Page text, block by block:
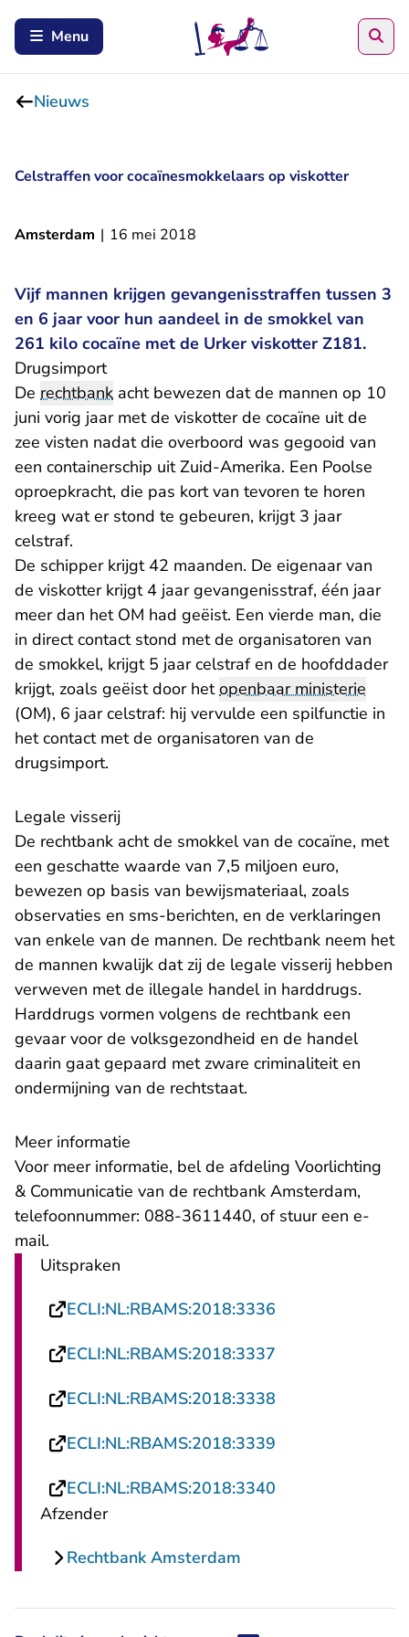
Menu
Nieuws
Celstraffen voor cocaïnesmokkelaars op viskotter
Amsterdam | 16 mei 2018
Vijf mannen krijgen gevangenisstraffen tussen 3
en 6 jaar voor hun aandeel in de smokkel van
261 kilo cocaïne met de Urker viskotter Z181.
Drugsimport
De rechtbank acht bewezen dat de mannen op 10
juni vorig jaar met de viskotter de cocaïne uit de
zee visten nadat die overboord was gegooid van
een containerschip uit Zuid-Amerika. Een Poolse
oproepkracht, die pas kort van tevoren te horen
kreeg wat er stond te gebeuren, krijgt 3 jaar
celstraf.
De schipper krijgt 42 maanden. De eigenaar van
de viskotter krijgt 4 jaar gevangenisstraf, één jaar
meer dan het OM had geëist. Een vierde man, die
in direct contact stond met de organisatoren van
de smokkel, krijgt 5 jaar celstraf en de hoofddader
krijgt, zoals geëist door hetopenbaar ministerie
(OM), 6 jaar celstraf: hij vervulde een spilfunctie in
het contact met de organisatoren van de
drugsimport.
Legale visserij
De rechtbank acht de smokkel van de cocaïne, met
een geschatte waarde van 7,5 miljoen euro,
bewezen op basis van bewijsmateriaal, zoals
observaties en sms-berichten, en de verklaringen
van enkele van de mannen. De rechtbank neem het
de mannen kwalijk dat zij de legale visserij hebben
verweven met de illegale handel in harddrugs.
Harddrugs vormen volgens de rechtbank een
gevaar voor de volksgezondheid en de handel
daarin gaat gepaard met zware criminaliteit en
ondermijning van de rechtstaat.
Meer informatie
Voor meer informatie, bel de afdeling Voorlichting
& Communicatie van de rechtbank Amsterdam,
telefoonnummer: 088-3611440, of stuur een e-
mail- U verlaat Rechtspraak.nl
.
Uitspraken
ECLI:NL:RBAMS:2018:3336
ECLI:NL:RBAMS:2018:3337
ECLI:NL:RBAMS:2018:3338
ECLI:NL:RBAMS:2018:3339
ECLI:NL:RBAMS:2018:3340
Afzender
Rechtbank Amsterdam